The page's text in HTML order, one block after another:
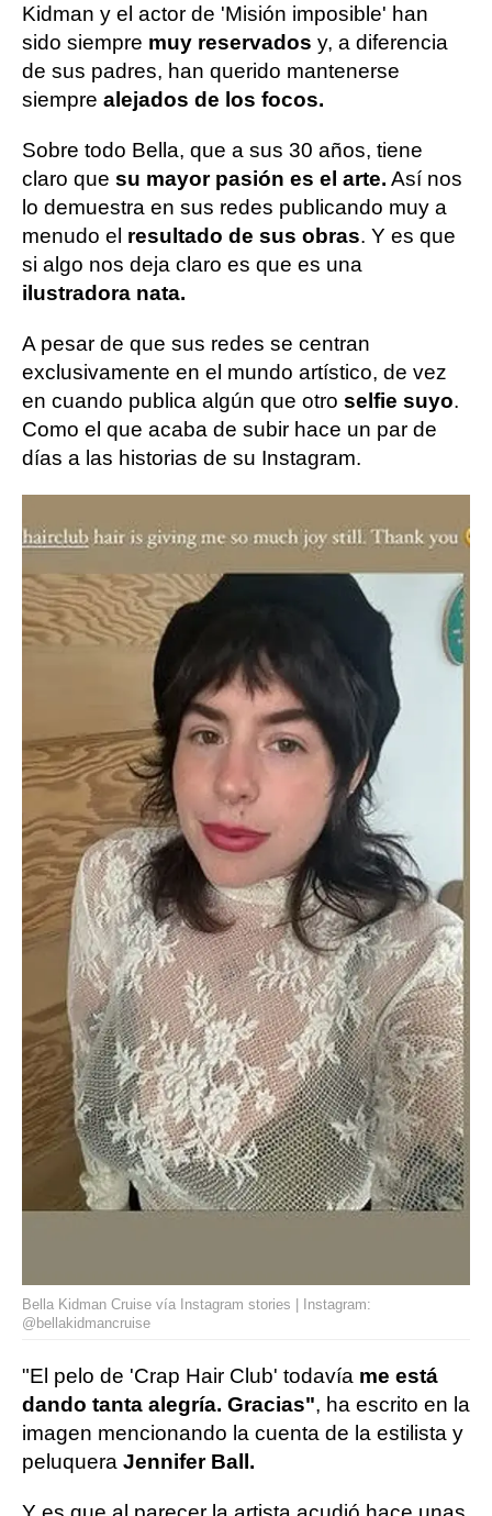
Kidman y el actor de 'Misión imposible' han
sido siempre muy reservados y, a diferencia
de sus padres, han querido mantenerse
siempre alejados de los focos.
Sobre todo Bella, que a sus 30 años, tiene
claro que su mayor pasión es el arte. Así nos
lo demuestra en sus redes publicando muy a
menudo el resultado de sus obras. Y es que
si algo nos deja claro es que es una
ilustradora nata.
A pesar de que sus redes se centran
exclusivamente en el mundo artístico, de vez
en cuando publica algún que otro selfie suyo.
Como el que acaba de subir hace un par de
días a las historias de su Instagram.
Bella Kidman Cruise vía Instagram stories | Instagram:
@bellakidmancruise
"El pelo de 'Crap Hair Club' todavía me está
dando tanta alegría. Gracias", ha escrito en la
imagen mencionando la cuenta de la estilista y
peluquera Jennifer Ball.